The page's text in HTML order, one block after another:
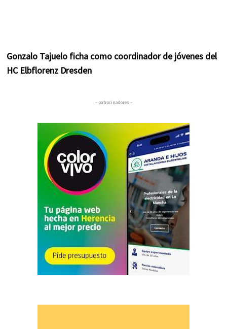
Gonzalo Tajuelo ficha como coordinador de jóvenes del
HC Elbflorenz Dresden
– patrocinadores –